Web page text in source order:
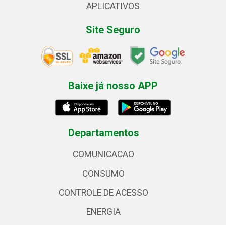
APLICATIVOS
Site Seguro
Baixe já nosso APP
Departamentos
COMUNICACAO
CONSUMO
CONTROLE DE ACESSO
ENERGIA